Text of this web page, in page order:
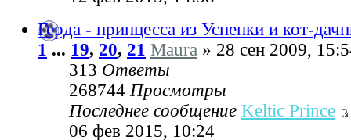
Герда - принцесса из Успенки и кот-
1 ... 19, 20, 21 Maura » 28 сен 2009,
313 Ответы
268744 Просмотры
Последнее сообщение Keltic Prince
06 фев 2015, 10:24